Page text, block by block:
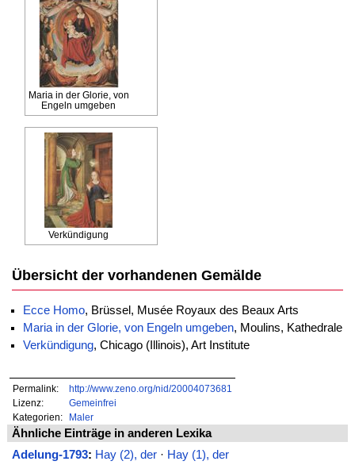
Maria in der Glorie, von
Engeln umgeben
Verkündigung
Übersicht der vorhandenen Gemälde
Ecce Homo, Brüssel, Musée Royaux des Beaux Arts
Maria in der Glorie, von Engeln umgeben, Moulins, Kathedrale
Verkündigung, Chicago (Illinois), Art Institute
Permalink:
http://www.zeno.org/nid/20004073681
Lizenz:
Gemeinfrei
Kategorien:
Maler
Ähnliche Einträge in anderen Lexika
Adelung-1793: Hay (2), der· Hay (1), der